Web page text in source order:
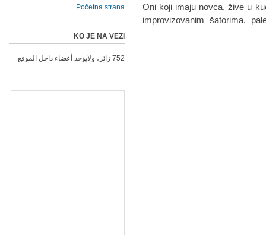
Oni koji imaju novca, žive u
improvizovanim šatorima,
Početna strana
KO JE NA VEZI
752 زائر، ولايوجد أعضاء داخل الموقع